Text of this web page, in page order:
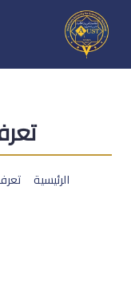
الرئيسية